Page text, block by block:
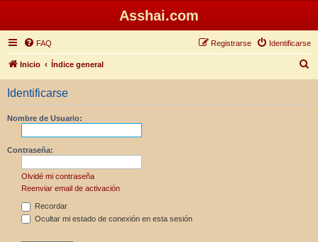
Asshai.com
FAQ Identificarse
Registrarse
Inicio Índice general
u
Identificarse
Nombre de Usuario:
Contraseña:
Olvidé mi contraseña
Reenviar email de activación
Recordar
Ocultar mi estado de conexión en esta sesión